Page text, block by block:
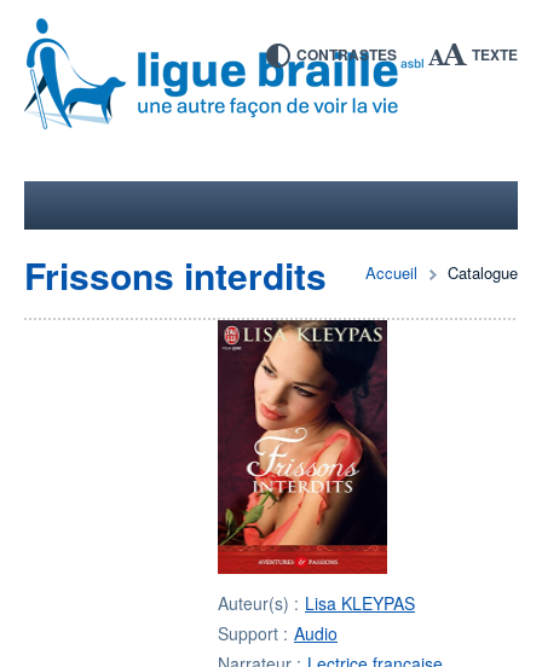
CONTRASTES TEXTE
Accueil Catalogue
Frissons interdits
Auteur(s) : Lisa KLEYPAS
Support : Audio